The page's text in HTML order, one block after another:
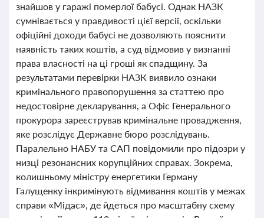
знайшов у гаражі померлої бабусі. Однак НАЗК
сумнівається у правдивості цієї версії, оскільки
офіційні доходи бабусі не дозволяють пояснити
наявність таких коштів, а суд відмовив у визнанні
права власності на ці гроші як спадщину. За
результатами перевірки НАЗК виявило ознаки
кримінального правопорушення за статтею про
недостовірне декларування, а Офіс Генерального
прокурора зареєстрував кримінальне провадження,
яке розслідує Державне бюро розслідувань.
Паралельно НАБУ та САП повідомили про підозри у
низці резонансних корупційних справах. Зокрема,
колишньому міністру енергетики Герману
Галущенку інкримінують відмивання коштів у межах
справи «Мідас», де йдеться про масштабну схему